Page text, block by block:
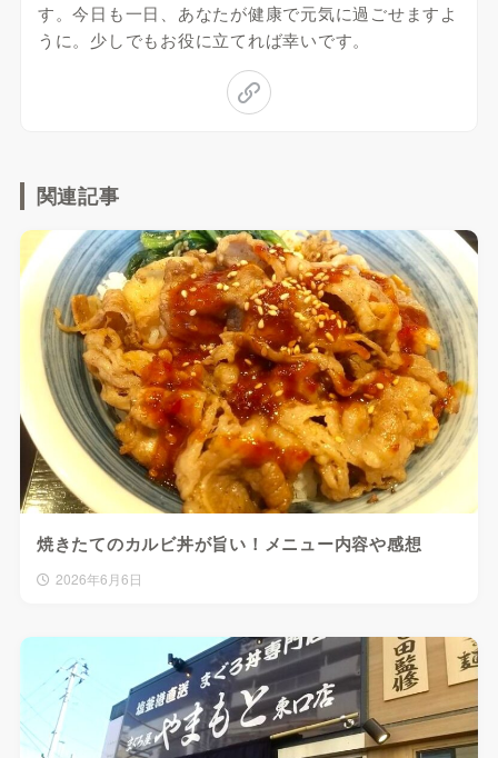
す。今日も一日、あなたが健康で元気に過ごせますよ
うに。少しでもお役に立てれば幸いです。
関連記事
焼きたてのカルビ丼が旨い！メニュー内容や感想
2026年6月6日